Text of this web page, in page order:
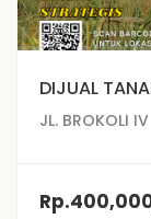
DIJUAL
JL. BROKOLI IV